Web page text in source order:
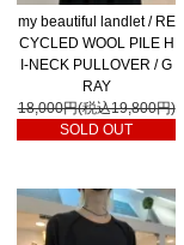
my beautiful landlet / RE
CYCLED WOOL PILE H
I-NECK PULLOVER / G
RAY
18,000円(税込19,800円)
SOLD OUT